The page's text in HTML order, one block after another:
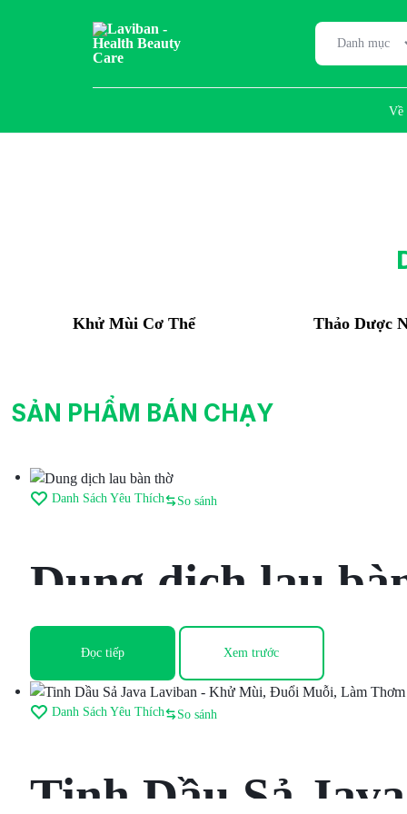
Laviban
Beauty
Care
Danh mục
Về
Khử Mùi Cơ Thể Thảo Dược
SẢN PHẨM BÁN CHẠY
Danh Sách Yêu Thích So sánh
Dung dịch lau
Đọc tiếp Xem trước
Danh Sách Yêu Thích So sánh
Tinh Dầu Sả